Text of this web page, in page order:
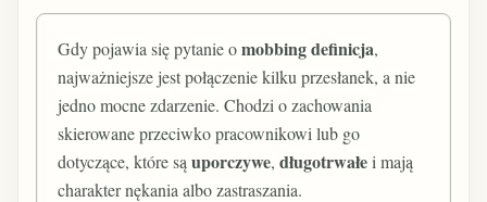
Gdy pojawia się pytanie omobbing definicja,
najważniejsze jest połączenie kilku przesłanek, a nie
jedno mocne zdarzenie. Chodzi o zachowania
skierowane przeciwko pracownikowi lub go
dotyczące, które sąuporczywe,długotrwałei mają
charakter nękania albo zastraszania.